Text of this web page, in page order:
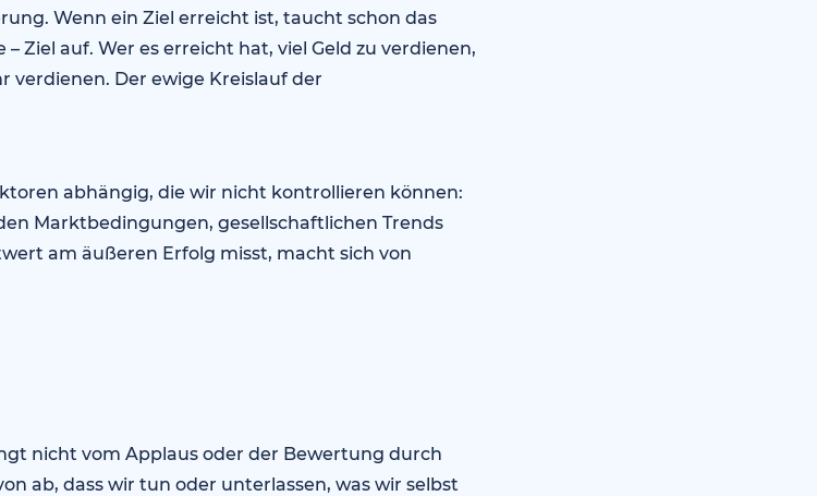
Wenn ein Ziel erreicht ist, taucht schon das
Ziel auf. Wer es erreicht hat, viel Geld zu verdienen,
verdienen. Der ewige Kreislauf der
abhängig, die wir nicht kontrollieren können:
Marktbedingungen, gesellschaftlichen Trends
am äußeren Erfolg misst, macht sich von
nicht vom Applaus oder der Bewertung durch
ab, dass wir tun oder unterlassen, was wir selbst